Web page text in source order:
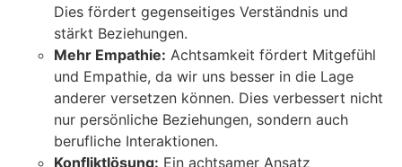
Dies fördert gegenseitiges Verständnis und
stärkt Beziehungen.
Mehr Empathie: Achtsamkeit fördert Mitgefühl
und Empathie, da wir uns besser in die Lage
anderer versetzen können. Dies verbessert nicht
nur persönliche Beziehungen, sondern auch
berufliche Interaktionen.
Konfliktlösung: Ein achtsamer Ansatz